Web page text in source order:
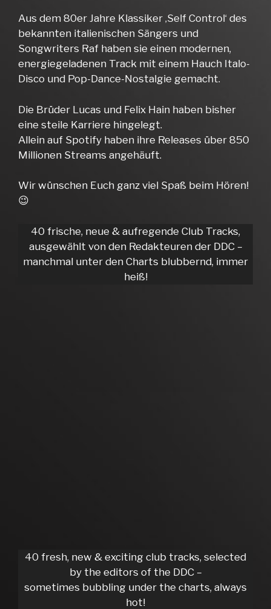
Aus dem 80er Jahre Klassiker ‚Self Control‘ des
bekannten italienischen Sängers und
Songwriters Raf haben sie einen modernen,
energiegeladenen Track mit einem Hauch Italo-
Disco und Pop-Dance-Nostalgie gemacht.
Die Brüder Lucas und Felix Hain haben bisher
eine steile Karriere hingelegt.
Allein auf Spotify haben ihre Releases über 850
Millionen Streams angehäuft.
Wir wünschen Euch ganz viel Spaß beim Hören!
😉
40 frische, neue & aufregende Club Tracks,
ausgewählt von den Redakteuren der DDC –
manchmal unter den Charts blubbernd, immer
heiß!
40 fresh, new & exciting club tracks, selected
by the editors of the DDC –
sometimes bubbling under the charts, always
hot!